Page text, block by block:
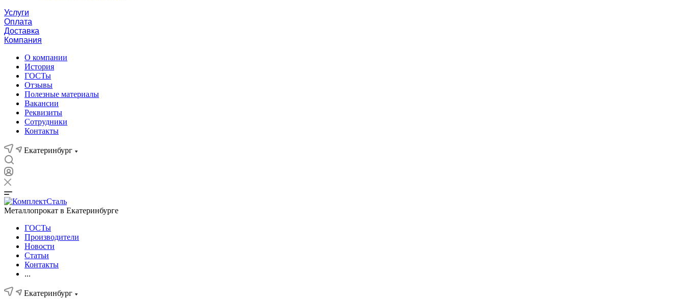
Услуги
Оплата
Доставка
Компания
О компании
История
ГОСТы
Отзывы
Полезные материалы
Вакансии
Реквизиты
Сотрудники
Контакты
Екатеринбург
Металлопрокат в Екатеринбурге
ГОСТы
Производители
Новости
Статьи
Контакты
...
Екатеринбург